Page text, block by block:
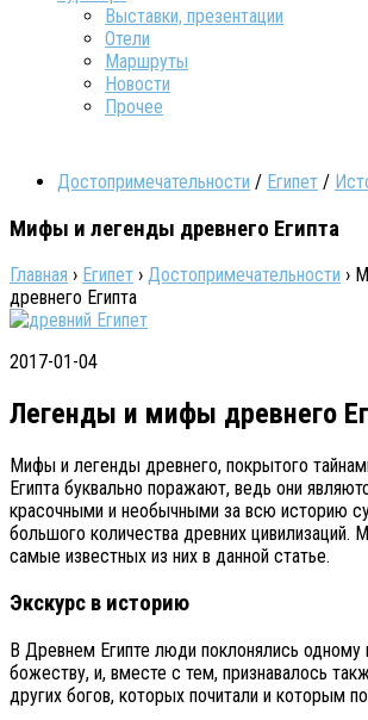
Выставки, презентации
Отели
Маршруты
Новости
Прочее
Достопримечательности / Египет /
Мифы и легенды древнего Египта
Главная › Египет › Достопримечательности ›
древнего Египта
2017-01-04
Легенды и мифы древнего
Мифы и легенды древнего, покрытого
Египта буквально поражают, ведь они
красочными и необычными за всю историю
большого количества древних
самые известных из них в данной статье.
Экскурс в историю
В Древнем Египте люди поклонялись одному
божеству, и, вместе с тем, признавалось
других богов, которых почитали и которым